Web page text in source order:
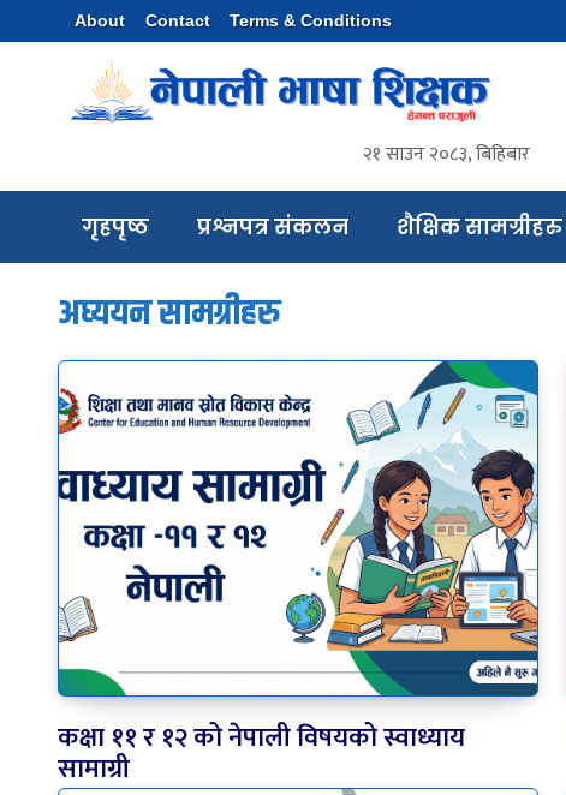
About Contact Terms & Conditions
२१ साउन २०८३, बिहिबार
गृहपृष्ठ प्रश्नपत्र संकलन शैक्षिक सामग्रीहरु
अध्‍ययन सामग्रीहरु
कक्षा ११ र १२ को नेपाली विषयको स्वाध्याय
सामाग्री